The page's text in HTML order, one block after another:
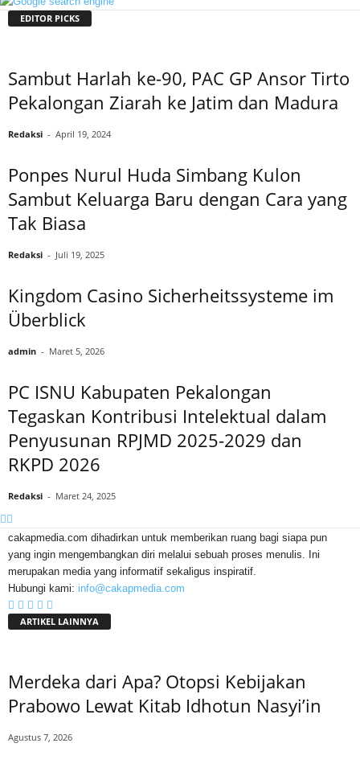
EDITOR PICKS
Sambut Harlah ke-90, PAC GP Ansor Tirto
Pekalongan Ziarah ke Jatim dan Madura
Redaksi - April 19, 2024
Ponpes Nurul Huda Simbang Kulon
Sambut Keluarga Baru dengan Cara yang
Tak Biasa
Redaksi - Juli 19, 2025
Kingdom Casino Sicherheitssysteme im
Überblick
admin - Maret 5, 2026
PC ISNU Kabupaten Pekalongan
Tegaskan Kontribusi Intelektual dalam
Penyusunan RPJMD 2025-2029 dan
RKPD 2026
Redaksi - Maret 24, 2025
cakapmedia.com dihadirkan untuk memberikan ruang bagi siapa pun
yang ingin mengembangkan diri melalui sebuah proses menulis. Ini
merupakan media yang informatif sekaligus inspiratif.
Hubungi kami: info@cakapmedia.com
ARTIKEL LAINNYA
Merdeka dari Apa? Otopsi Kebijakan
Prabowo Lewat Kitab Idhotun Nasyi’in
Agustus 7, 2026